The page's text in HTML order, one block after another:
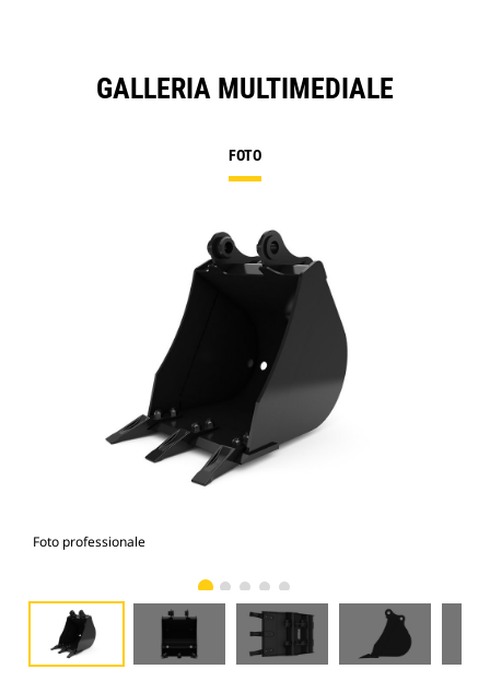
GALLERIA MULTIMEDIALE
FOTO
Foto professionale